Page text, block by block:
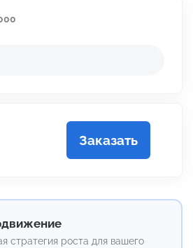
Заказать
стратегия роста для вашего